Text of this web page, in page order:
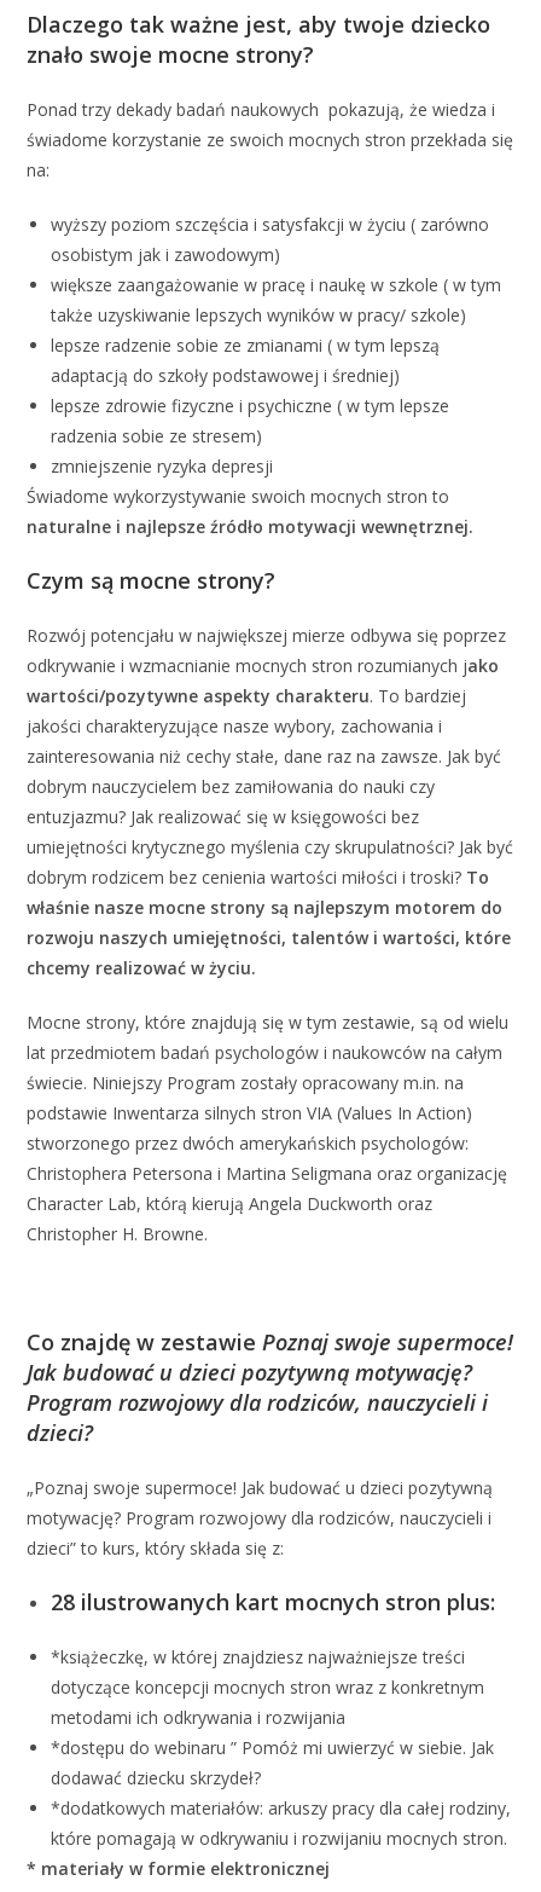
Dlaczego tak ważne jest, aby twoje dziecko
znało swoje mocne strony?
Ponad trzy dekady badań naukowych pokazują, że wiedza i
świadome korzystanie ze swoich mocnych stron przekłada się
na:
wyższy poziom szczęścia i satysfakcji w życiu ( zarówno
osobistym jak i zawodowym)
większe zaangażowanie w pracę i naukę w szkole ( w tym
także uzyskiwanie lepszych wyników w pracy/ szkole)
lepsze radzenie sobie ze zmianami ( w tym lepszą
adaptacją do szkoły podstawowej i średniej)
lepsze zdrowie fizyczne i psychiczne ( w tym lepsze
radzenia sobie ze stresem)
zmniejszenie ryzyka depresji
Świadome wykorzystywanie swoich mocnych stron to
naturalne i najlepsze źródło motywacji wewnętrznej.
Czym są mocne strony?
Rozwój potencjału w największej mierze odbywa się poprzez
odkrywanie i wzmacnianie mocnych stron rozumianych jako
wartości/pozytywne aspekty charakteru. To bardziej
jakości charakteryzujące nasze wybory, zachowania i
zainteresowania niż cechy stałe, dane raz na zawsze. Jak być
dobrym nauczycielem bez zamiłowania do nauki czy
entuzjazmu? Jak realizować się w księgowości bez
umiejętności krytycznego myślenia czy skrupulatności? Jak być
dobrym rodzicem bez cenienia wartości miłości i troski? To
właśnie nasze mocne strony są najlepszym motorem do
rozwoju naszych umiejętności, talentów i wartości, które
chcemy realizować w życiu.
Mocne strony, które znajdują się w tym zestawie, są od wielu
lat przedmiotem badań psychologów i naukowców na całym
świecie. Niniejszy Program zostały opracowany m.in. na
podstawie Inwentarza silnych stron VIA (Values In Action)
stworzonego przez dwóch amerykańskich psychologów:
Christophera Petersona i Martina Seligmana oraz organizację
Character Lab, którą kierują Angela Duckworth oraz
Christopher H. Browne.
Co znajdę w zestawiePoznaj swoje supermoce!
Jak budować u dzieci pozytywną motywację?
Program rozwojowy dla rodziców, nauczycieli i
dzieci?
„Poznaj swoje supermoce! Jak budować u dzieci pozytywną
motywację? Program rozwojowy dla rodziców, nauczycieli i
dzieci” to kurs, który składa się z:
28 ilustrowanych kart mocnych stron plus:
*książeczkę, w której znajdziesz najważniejsze treści
dotyczące koncepcji mocnych stron wraz z konkretnym
metodami ich odkrywania i rozwijania
*dostępu do webinaru ” Pomóż mi uwierzyć w siebie. Jak
dodawać dziecku skrzydeł?
*dodatkowych materiałów: arkuszy pracy dla całej rodziny,
które pomagają w odkrywaniu i rozwijaniu mocnych stron.
* materiały w formie elektronicznej